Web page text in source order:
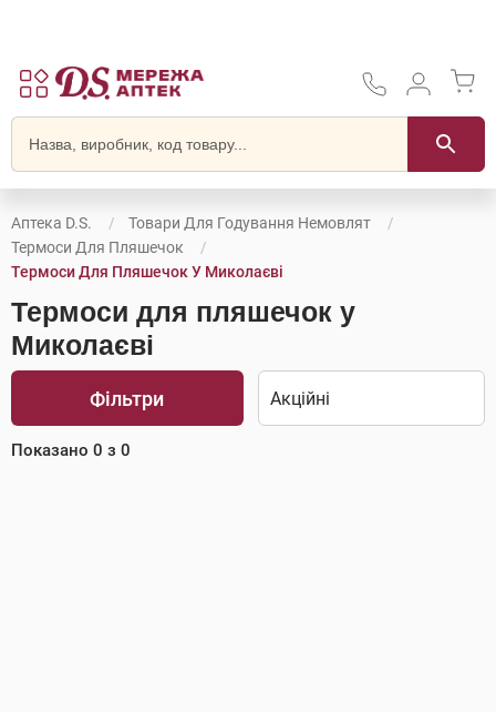
Аптека D.S.
Товари Для Годування Немовлят
Термоси Для Пляшечок
Термоси Для Пляшечок У Миколаєві
Термоси для пляшечок у
Миколаєві
Фільтри
Показано 0 з 0